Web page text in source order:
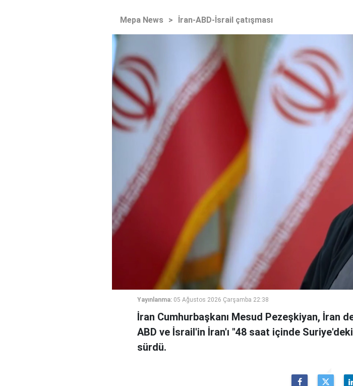
Mepa News > İran-ABD-İsrail çatışması
Yayınlanma: 05 Ağustos 2026 Çarşamba 22:38
İran Cumhurbaşkanı Mesud Pezeşkiyan, İran
ABD ve İsrail'in İran'ı "48 saat içinde
sürdü.